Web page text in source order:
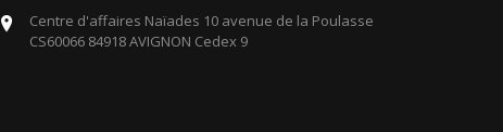
Centre d'affaires Naïades 10 avenue de la Poulasse
CS60066 84918 AVIGNON Cedex 9